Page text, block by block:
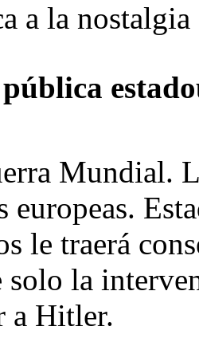
a la
Mundial.
europeas.
le traerá
solo la
a Hitler.